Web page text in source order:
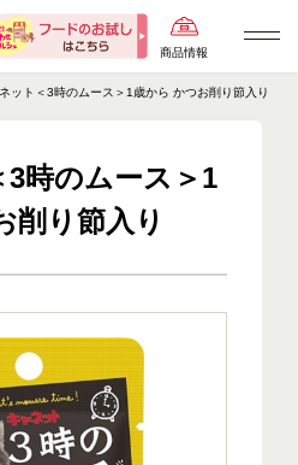
商品情報
ット＜3時のムース＞1歳から かつお削り節入り
時のムース＞1
削り節入り